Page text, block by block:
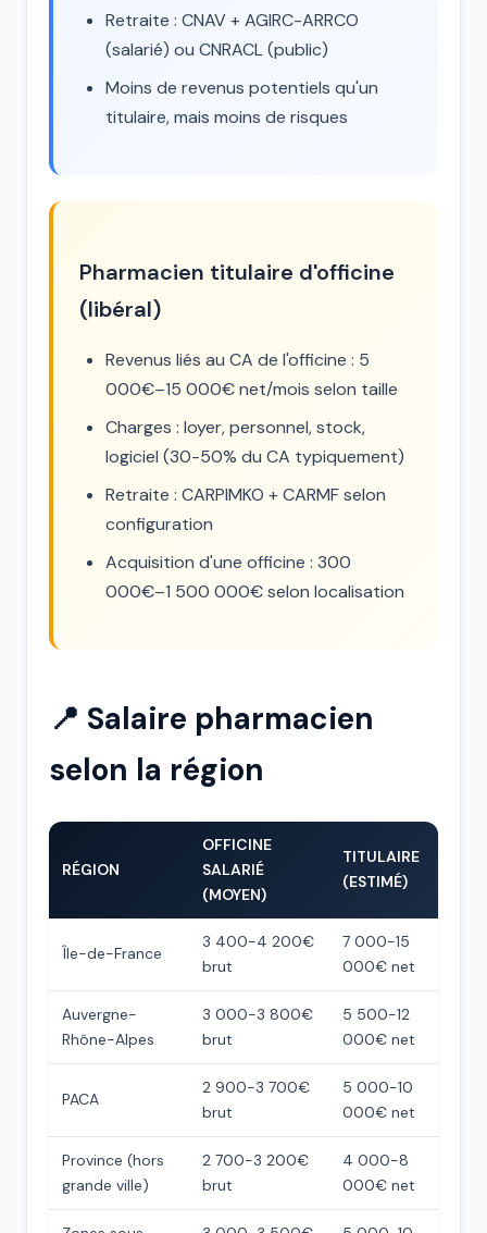
Retraite : CNAV + AGIRC-ARRCO
(salarié) ou CNRACL (public)
Moins de revenus potentiels qu'un
titulaire, mais moins de risques
Pharmacien titulaire d'officine
(libéral)
Revenus liés au CA de l'officine : 5
000€–15 000€ net/mois selon taille
Charges : loyer, personnel, stock,
logiciel (30-50% du CA typiquement)
Retraite : CARPIMKO + CARMF selon
configuration
Acquisition d'une officine : 300
000€–1 500 000€ selon localisation
📍 Salaire pharmacien
selon la région
RÉGION
OFFICINE
SALARIÉ
(MOYEN)
TITULAIRE
(ESTIMÉ)
Île-de-France
3 400-4 200€
brut
7 000-15
000€ net
Auvergne-
Rhône-Alpes
3 000-3 800€
brut
5 500-12
000€ net
PACA
2 900-3 700€
brut
5 000-10
000€ net
Province (hors
grande ville)
2 700-3 200€
brut
4 000-8
000€ net